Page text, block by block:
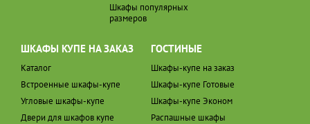
Шкафы популярных
размеров
ШКАФЫ КУПЕ НА ЗАКАЗ
Каталог
Встроенные шкафы-купе
Угловые шкафы-купе
Двери для шкафов купе
ГОСТИНЫЕ
Шкафы-купе на заказ
Шкафы-купе Готовые
Шкафы-купе Эконом
Распашные шкафы